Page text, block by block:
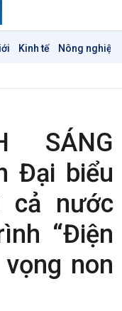
Kinh tế Nông nghiệp
6h
sự 12h
sự 18h
21h30
SÁNG
Đại biểu
cả nước
“Điện
non